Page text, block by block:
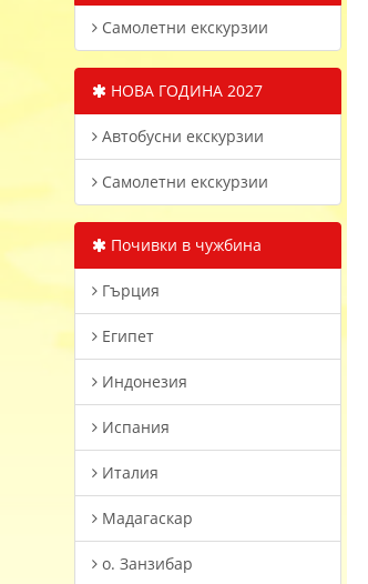
Самолетни екскурзии
НОВА ГОДИНА 2027
Автобусни екскурзии
Самолетни екскурзии
Почивки в чужбина
Гърция
Египет
Индонезия
Испания
Италия
Мадагаскар
о. Занзибар